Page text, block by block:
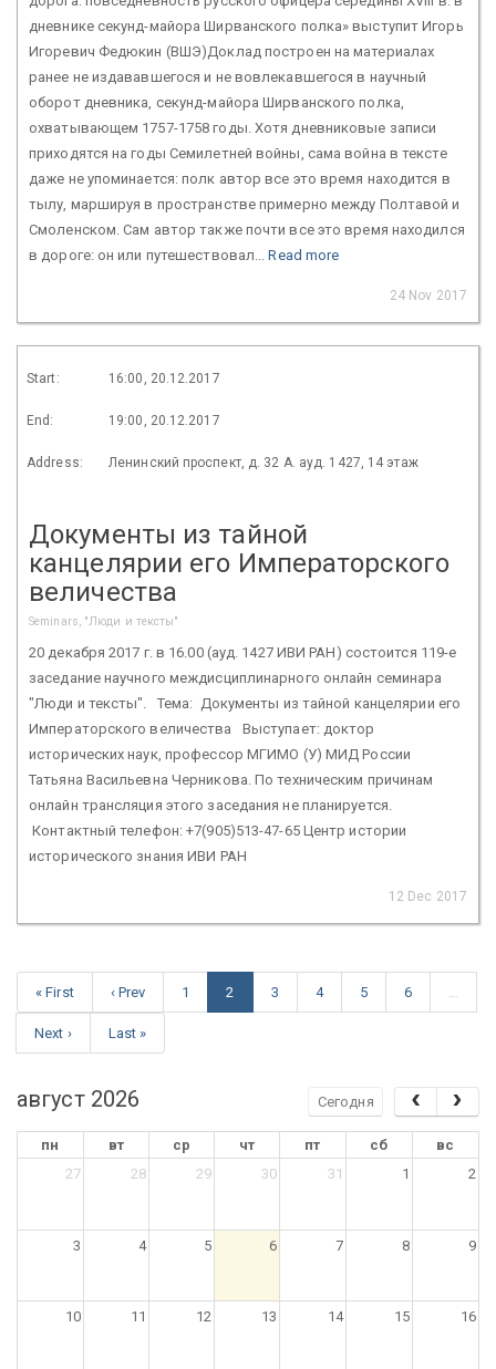
дневнике секунд-майора Ширванского полка» выступит Игорь
Игоревич Федюкин (ВШЭ)Доклад построен на материалах
ранее не издававшегося и не вовлекавшегося в научный
оборот дневника, секунд-майора Ширванского полка,
охватывающем 1757-1758 годы. Хотя дневниковые записи
приходятся на годы Семилетней войны, сама война в тексте
даже не упоминается: полк автор все это время находится в
тылу, маршируя в пространстве примерно между Полтавой и
Смоленском. Сам автор также почти все это время находился
в дороге: он или путешествовал...Read more
24 Nov 2017
Start: 16:00, 20.12.2017
End: 19:00, 20.12.2017
Address: Ленинский проспект, д. 32 А. ауд. 1427, 14 этаж
Документы из тайной
канцелярии его Императорского
величества
Seminars, "Люди и тексты"
20 декабря 2017 г. в 16.00 (ауд. 1427 ИВИ РАН) состоится 119-е
заседание научного междисциплинарного онлайн семинара
"Люди и тексты". Тема: Документы из тайной канцелярии его
Императорского величества Выступает: доктор
исторических наук, профессор МГИМО (У) МИД России
Татьяна Васильевна Черникова. По техническим причинам
онлайн трансляция этого заседания не планируется.
Контактный телефон: +7(905)513-47-65 Центр истории
исторического знания ИВИ РАН
12 Dec 2017
« First ‹ Prev 1 2 3 4 5 6
Next › Last »
август 2026 Сегодня
пн вт ср чт пт сб
вс
27
28 29 30 31 1 2
3 4 5 6 7 8 9
10 11 12 13 14 15 16